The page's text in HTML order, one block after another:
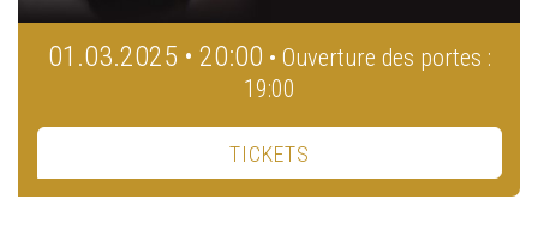
01.03.2025 • 20:00 • Ouverture des portes :
19:00
TICKETS